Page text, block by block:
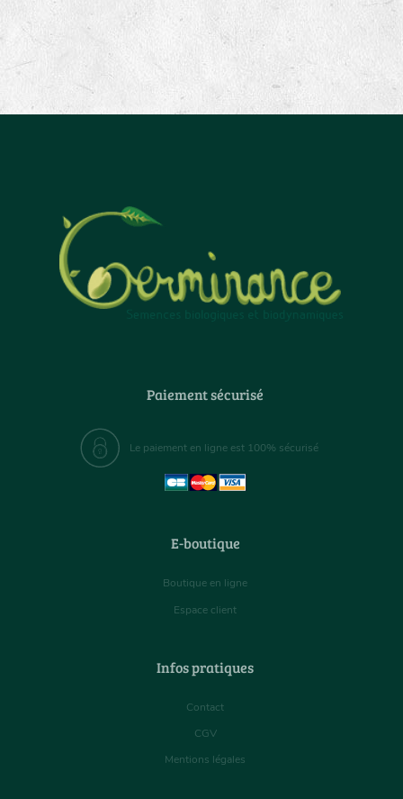
Paiement sécurisé
Le paiement en ligne est 100% sécurisé
E-boutique
Boutique en ligne
Espace client
Infos pratiques
Contact
CGV
Mentions légales